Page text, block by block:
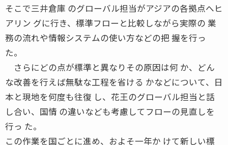
そこで三井倉庫 のグローバル担当がアジアの各拠点へヒ
アリン グに行き、標準フローと比較しながら実際の 業
務の流れや情報システムの使い方などの把 握を行っ
た。
さらにどの点が標準と異なりその原因は何 か、どん
な改善を行えば無駄な工程を省ける かなどについて、日
本と現地を何度も往復 し、花王のグローバル担当と話
し合い、国情 の違いなども考慮してフローの見直しを
行っ た。
この作業を国ごとに進め、およそ一年か けて新しい標